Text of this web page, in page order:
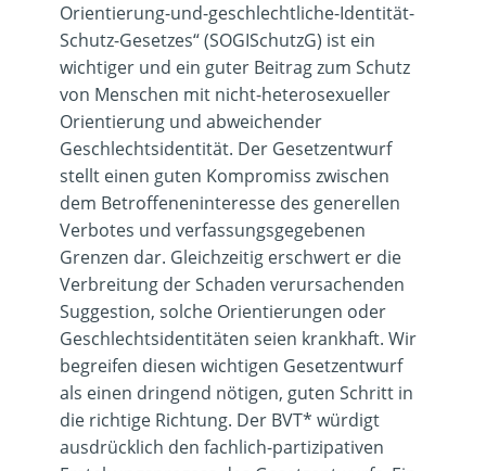
Orientierung-und-geschlechtliche-Identität-
Schutz-Gesetzes“ (SOGISchutzG) ist ein
wichtiger und ein guter Beitrag zum Schutz
von Menschen mit nicht-heterosexueller
Orientierung und abweichender
Geschlechtsidentität. Der Gesetzentwurf
stellt einen guten Kompromiss zwischen
dem Betroffeneninteresse des generellen
Verbotes und verfassungsgegebenen
Grenzen dar. Gleichzeitig erschwert er die
Verbreitung der Schaden verursachenden
Suggestion, solche Orientierungen oder
Geschlechtsidentitäten seien krankhaft. Wir
begreifen diesen wichtigen Gesetzentwurf
als einen dringend nötigen, guten Schritt in
die richtige Richtung. Der BVT* würdigt
ausdrücklich den fachlich-partizipativen